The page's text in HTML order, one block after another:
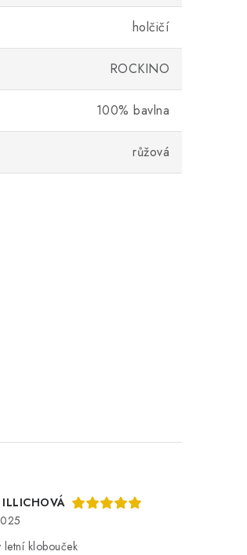
holčičí
ROCKINO
100% bavlna
růžová
letní klobouček